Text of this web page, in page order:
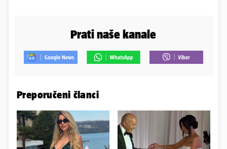
Prati naše kanale
Preporučeni članci